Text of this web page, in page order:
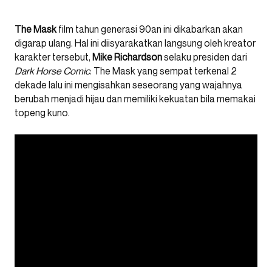
The Maskfilm tahun generasi 90an ini dikabarkan akan
digarap ulang. Hal ini diisyarakatkan langsung oleh kreator
karakter tersebut, Mike Richardsonselaku presiden dari
Dark Horse Comic. The Mask yang sempat terkenal 2
dekade lalu ini mengisahkan seseorang yang wajahnya
berubah menjadi hijau dan memiliki kekuatan bila memakai
topeng kuno.